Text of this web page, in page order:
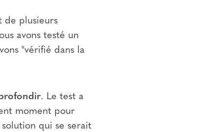
de plusieurs
avons testé un
"vérifié dans la
. Le test a
moment pour
qui se serait